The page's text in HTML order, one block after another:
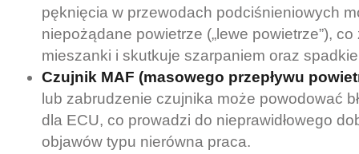
pęknięcia w przewodach podciśnieniowych
niepożądane powietrze („lewe powietrze”), co
mieszanki i skutkuje szarpaniem oraz
Czujnik MAF (masowego przepływu
lub zabrudzenie czujnika może powodować
dla ECU, co prowadzi do nieprawidłowego
objawów typu nierówna praca.